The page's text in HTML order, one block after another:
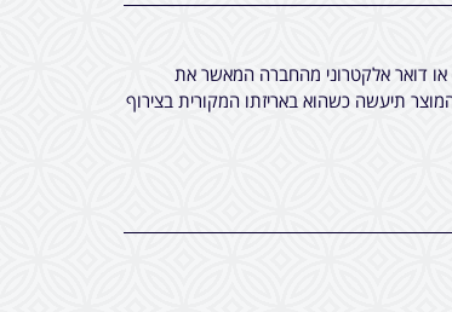
דואר אלקטרוני מהחברה המאשר את
תיעשה כשהוא באריזתו המקורית בצירוף